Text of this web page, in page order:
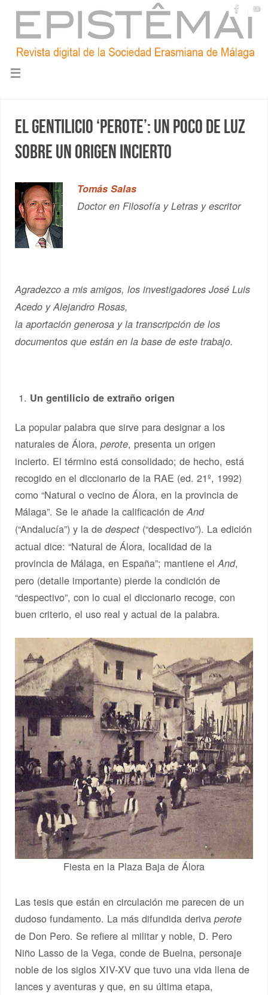
El gentilicio ‘perote’: un poco de luz
sobre un origen incierto
Tomás Salas
Doctor en Filosofía y Letras y escritor
Agradezco a mis amigos, los investigadores José Luis
Acedo y Alejandro Rosas,
la aportación generosa y la transcripción de los
documentos que están en la base de este trabajo.
Un gentilicio de extraño origen
La popular palabra que sirve para designar a los
naturales de Álora,perote, presenta un origen
incierto. El término está consolidado; de hecho, está
recogido en el diccionario de la RAE (ed. 21º, 1992)
como “Natural o vecino de Álora, en la provincia de
Málaga”. Se le añade la calificación deAnd
(“Andalucía”) y la dedespect (“despectivo”). La edición
actual dice: “Natural de Álora, localidad de la
provincia de Málaga, en España”; mantiene elAnd,
pero (detalle importante) pierde la condición de
“despectivo”, con lo cual el diccionario recoge, con
buen criterio, el uso real y actual de la palabra.
Fiesta en la Plaza Baja de Álora
Las tesis que están en circulación me parecen de un
dudoso fundamento. La más difundida derivaperote
de Don Pero. Se refiere al militar y noble, D. Pero
Niño Lasso de la Vega, conde de Buelna, personaje
noble de los siglos XIV-XV que tuvo una vida llena de
lances y aventuras y que, en su última etapa,